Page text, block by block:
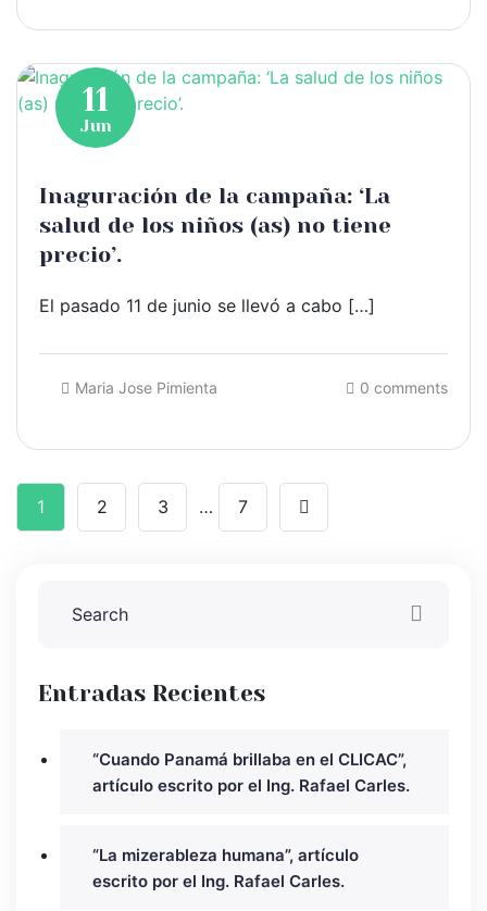
11
Jun
Inaguración de la campaña: ‘La
salud de los niños (as) no tiene
precio’.
El pasado 11 de junio se llevó a cabo […]
Maria Jose Pimienta 0 comments
1 2 3 … 7
Entradas Recientes
“Cuando Panamá brillaba en el CLICAC”,
artículo escrito por el Ing. Rafael Carles.
“La mizerableza humana”, artículo
escrito por el Ing. Rafael Carles.